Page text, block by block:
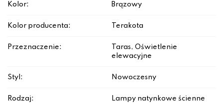
Kolor: Brązowy
Kolor producenta: Terakota
Przeznaczenie:
Taras, Oświetlenie
elewacyjne
Styl: Nowoczesny
Rodzaj: Lampy natynkowe ścienne